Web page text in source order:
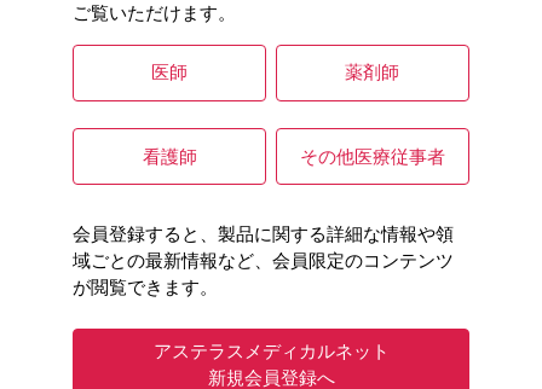
ビロイの電子化された添付文書の重大な副作
用「Infusion reaction」は、44.3%に認められ
ています
。
本剤の投与中又は投与後に、infusion
reaction
が発現する可能性があります。患
発熱、胸部不快感、悪寒、背部痛、咳嗽、高
血圧等の症状に注意してください。
本剤投与によりアナフィラキシー（疑いを含
した場合には、投与を中止してください。
本剤投与によりGrade2*2のinfusion reactionが
ご覧いただけます。
医師 薬剤師
看護師 その他医療従事者
会員登録すると、製品に関する詳細な情報や領
域ごとの最新情報など、会員限定のコンテンツ
が閲覧できます。
アステラスメディカルネット
新規会員登録へ